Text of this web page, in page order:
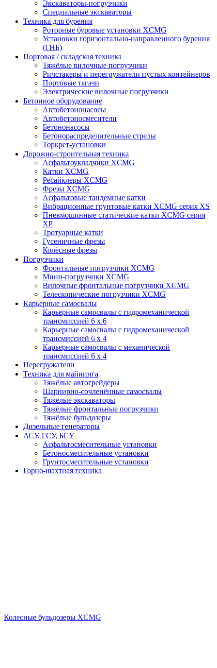
Экскаваторы-погрузчики
Специальные экскаваторы
Техника для бурения
Роторные буровые установки XCMG
Установки горизонтально-направленного бурения
(ГНБ)
Портовая / складская техника
Тяжёлые вилочные погрузчики
Ричстакеры и перегружатели пустых контейнеров
Портовые тягачи
Электрические вилочные погрузчики
Бетонное оборудование
Автобетононасосы
Автобетоносмесители
Бетононасосы
Бетонораспределительные стрелы
Торкрет-установки
Дорожно-строительная техника
Асфальтоукладчики XCMG
Катки XCMG
Ресайклеры XCMG
Фрезы XCMG
Асфальтовые тандемные катки
Вибрационные грунтовые катки XCMG серия XS
Пневмошинные статические катки XCMG серия
XP
Тротуарные катки
Гусеничные фрезы
Колёсные фрезы
Погрузчики
Фронтальные погрузчики XCMG
Мини-погрузчики XCMG
Вилочные фронтальные погрузчики XCMG
Телескопические погрузчики XCMG
Карьерные самосвалы
Карьерные самосвалы с гидромеханической
трансмиссией 6 х 6
Карьерные самосвалы с гидромеханической
трансмиссией 6 х 4
Карьерные самосвалы с механической
трансмиссией 6 х 4
Перегружатели
Техника для майнинга
Тяжёлые автогрейдеры
Шарнирно-сочленённые самосвалы
Тяжёлые экскаваторы
Тяжёлые фронтальные погрузчики
Тяжёлые бульдозеры
Дизельные генераторы
АСУ, ГСУ, БСУ
Асфальтосмесительные установки
Бетоносмесительные установки
Грунтосмесительные установки
Горно-шахтная техника
Колесные бульдозеры XCMG